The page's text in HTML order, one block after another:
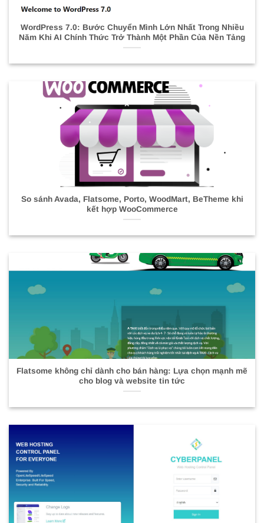
WordPress 7.0: Bước Chuyển Mình Lớn Nhất Trong Nhiều
Năm Khi AI Chính Thức Trở Thành Một Phần Của Nền Tảng
So sánh Avada, Flatsome, Porto, WoodMart, BeTheme khi
kết hợp WooCommerce
Flatsome không chỉ dành cho bán hàng: Lựa chọn mạnh mẽ
cho blog và website tin tức